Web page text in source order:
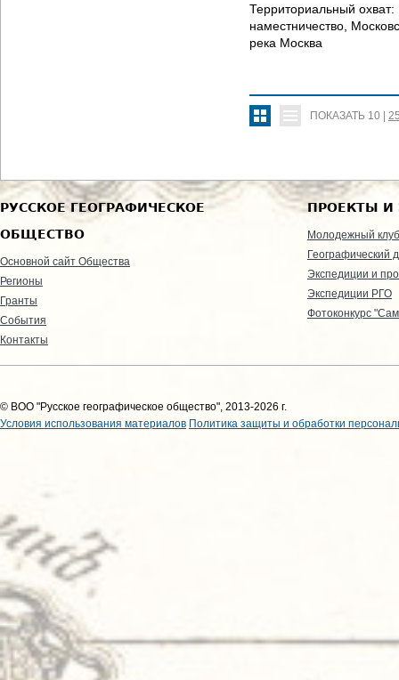
Территориальный охват:
наместничество,
река Москва
ПОКАЗАТЬ 10 |
РУССКОЕ ГЕОГРАФИЧЕСКОЕ
ОБЩЕСТВО
Основной сайт Общества
Регионы
Гранты
События
Контакты
ПРОЕКТЫ И
Молодежный клуб
Географический
Экспедиции и
Экспедиции РГО
Фотоконкурс
© ВОО "Русское географическое общество", 2013-2026 г.
Условия использования материалов Политика защиты и обработки